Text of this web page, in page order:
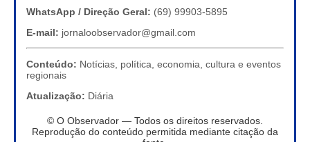
WhatsApp / Direção Geral: (69) 99903-5895
E-mail: jornaloobservador@gmail.com
Conteúdo: Notícias, política, economia, cultura e eventos
regionais
Atualização: Diária
© O Observador — Todos os direitos reservados.
Reprodução do conteúdo permitida mediante citação da